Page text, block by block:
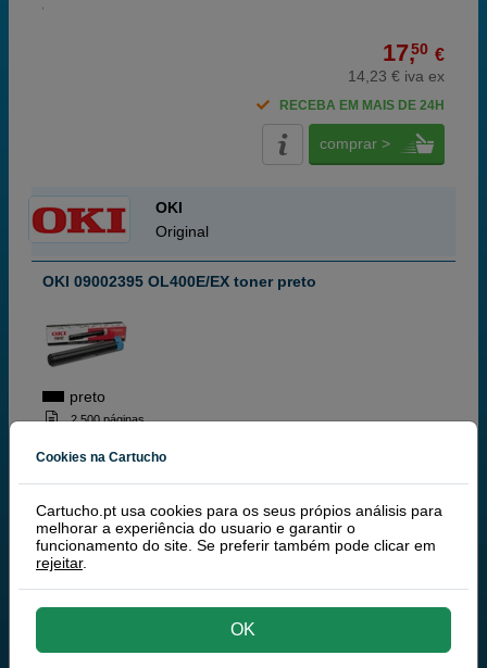
17,50 €
14,23 € iva ex
RECEBA EM MAIS DE 24H
comprar >
OKI
Original
OKI 09002395 OL400E/EX toner preto
preto
2 500 páginas
38,50 €
31,30 € iva ex
Cookies na Cartucho
Cartucho.pt usa cookies para os seus própios análisis para
melhorar a experiência do usuario e garantir o
funcionamento do site. Se preferir também pode clicar em
rejeitar.
OK